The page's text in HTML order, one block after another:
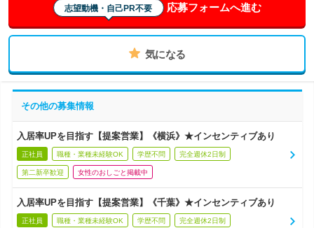
志望動機・自己PR不要 応募フォームへ進む
気になる
その他の募集情報
入居率UPを目指す【提案営業】《横浜》★インセンティブあり
正社員 職種・業種未経験OK 学歴不問 完全週休2日制
第二新卒歓迎 女性のおしごと掲載中
入居率UPを目指す【提案営業】《千葉》★インセンティブあり
正社員 職種・業種未経験OK 学歴不問 完全週休2日制